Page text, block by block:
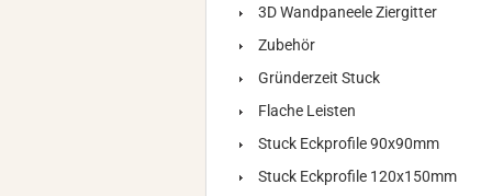
3D Wandpaneele Ziergitter
Zubehör
Gründerzeit Stuck
Flache Leisten
Stuck Eckprofile 90x90mm
Stuck Eckprofile 120x150mm